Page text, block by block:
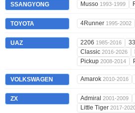
SSANGYONG Musso 1993-1999
TOYOTA 4Runner 1995-2002
UAZ 2206 1985-2016
Classic 2016-2026
Pickup 2008-2014
VOLKSWAGEN Amarok 2010-2016
ZX Admiral 2001-2009
Little Tiger 2017-